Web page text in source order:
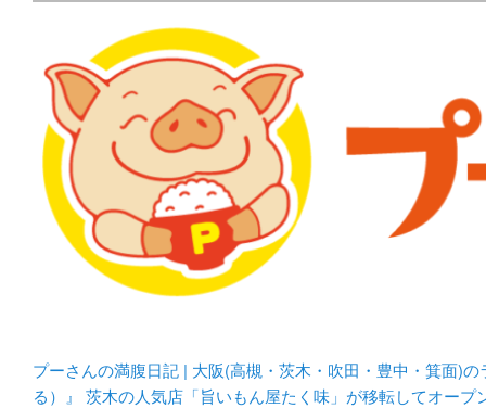
プーさんの満腹日記 |
豊中・箕面)のランチ＆
化してます。
プーさんの満腹日記 | 大阪(高槻・茨木・吹田・豊中・箕面)
る）』 茨木の人気店「旨いもん屋たく味」が移転してオープ